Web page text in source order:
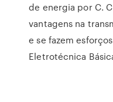
de energia por C.
vantagens na
e se fazem
Eletrotécnica